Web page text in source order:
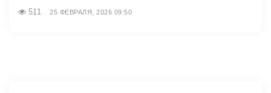
511 25 ФЕВРАЛЯ, 2026 09:50